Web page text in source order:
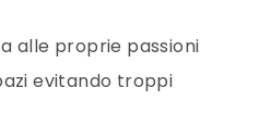
alle proprie passioni
evitando troppi